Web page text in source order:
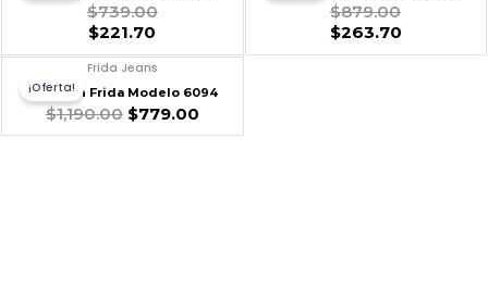
$739.00
$221.70
$879.00
$263.70
¡Oferta!
Frida Jeans
Pantalón Frida Modelo 6094
$1,190.00
Original
Price
Was:
$1,190.00.
$779.00
Price
Is: